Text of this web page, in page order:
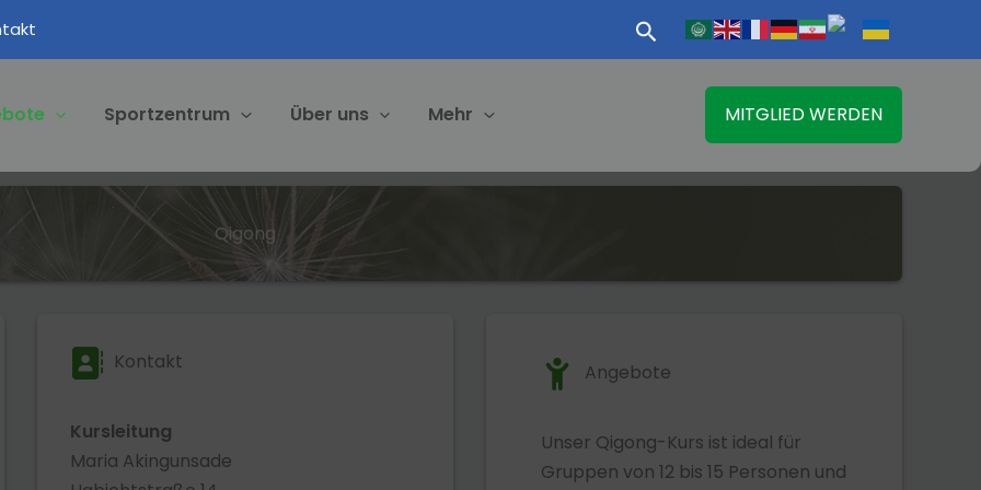
Suchen
Sportzentrum Über uns Mehr MITGLIED WERDEN
Qigong
Kontakt
Kursleitung
Maria Akingunsade
Angebote
Unser Qigong-Kurs ist ideal für
Gruppen von 12 bis 15 Personen und